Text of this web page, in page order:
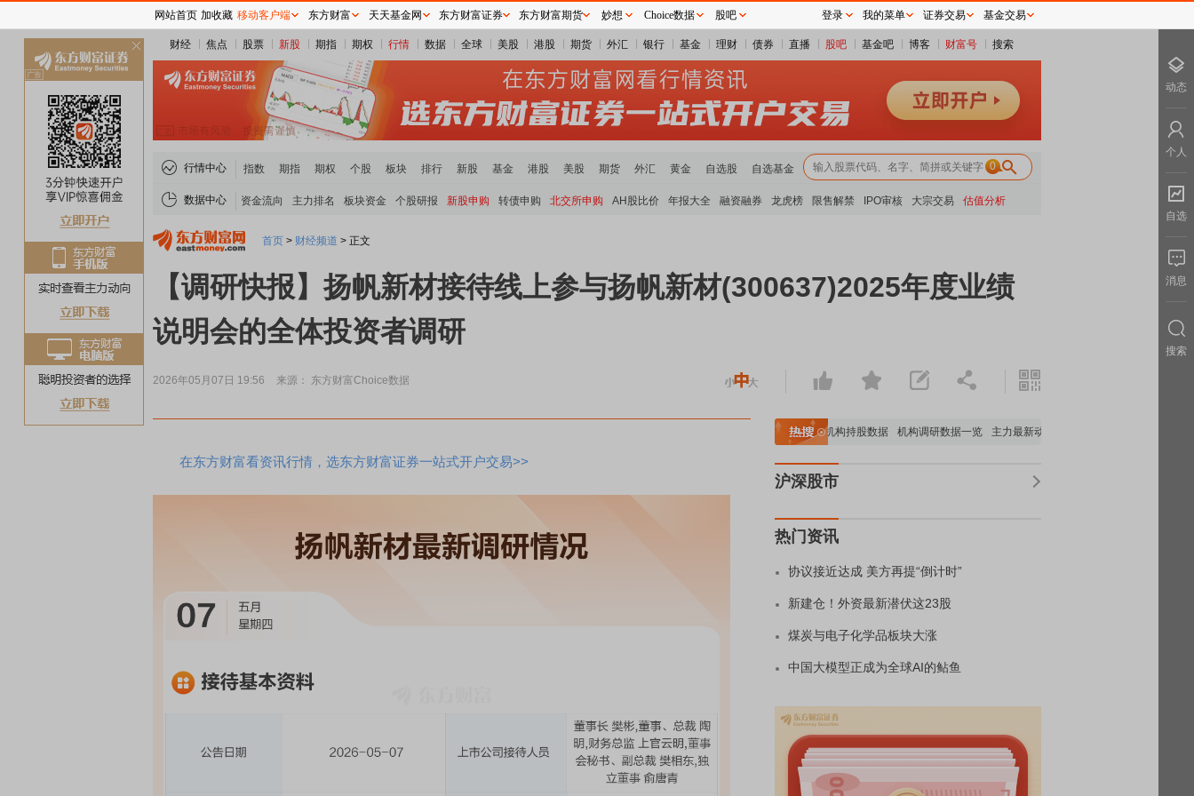
财经 焦点 股票 新股 期指 期权 行情 数据 全球 美股 港股 期货 外汇 银行 基金 理财 债券 直播 股吧 基金吧 博客 财富号 搜索
行情中心 指数 期指 期权 个股 板块 排行 新股 基金 港股 美股 期货 外汇 黄金 自选股 自选基金 0
数据中心 资金流向 主力排名 板块资金 个股研报 新股申购 转债申购 北交所申购 AH股比价 年报大全 融资融券 龙虎榜 限售解禁 IPO审核 大宗交易 估值分析
首页 > 财经频道 > 正文
【调研快报】扬帆新材接待线上参与扬帆新材(300637)2025年度业绩
说明会的全体投资者调研
2026年05月07日 19:56 来源： 东方财富Choice数据
在东方财富看资讯行情，选东方财富证券一站式开户交易>>
A股估值分析全览 重要机构持股数据 机构调研数据一览 主力最新动向
沪深股市
热门资讯
协议接近达成 美方再提“倒计时”
新建仓！外资最新潜伏这23股
煤炭与电子化学品板块大涨
中国大模型正成为全球AI的鲇鱼
网站首页 加收藏 移动客户端 东方财富 天天基金网 东方财富证券 东方财富期货 妙想 Choice数据 股吧 登录 我的菜单 证券交易 基金交易
动态
个人
自选
消息
搜索
关